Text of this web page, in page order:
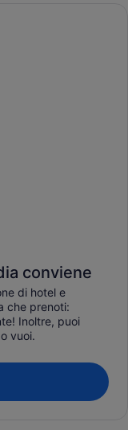
conviene
di hotel e
che prenoti:
Inoltre, puoi
vuoi.